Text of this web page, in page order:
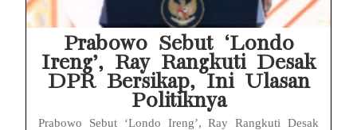
Prabowo Sebut ‘Londo
Ireng’, Ray Rangkuti Desak
DPR Bersikap, Ini Ulasan
Politiknya
Prabowo Sebut ‘Londo Ireng’, Ray Rangkuti Desak